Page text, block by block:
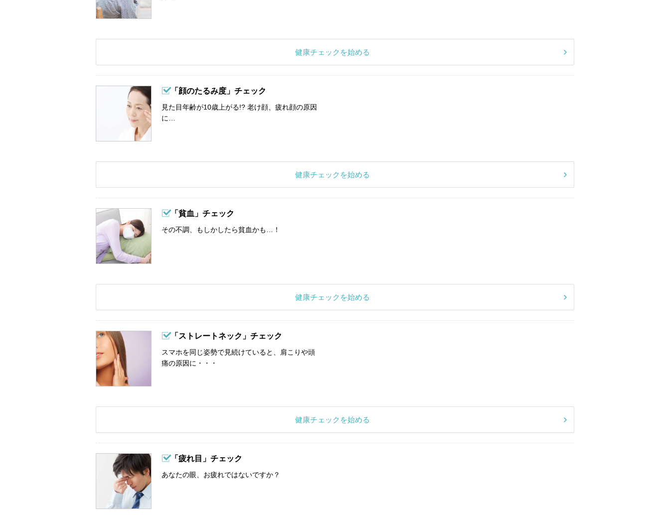
健康チェックを始める
「顔のたるみ度」チェック
見た目年齢が10歳上がる!? 老け顔、疲れ顔の原因
に…
健康チェックを始める
「貧血」チェック
その不調、もしかしたら貧血かも…！
健康チェックを始める
「ストレートネック」チェック
スマホを同じ姿勢で見続けていると、肩こりや頭
痛の原因に・・・
健康チェックを始める
「疲れ目」チェック
あなたの眼、お疲れではないですか？